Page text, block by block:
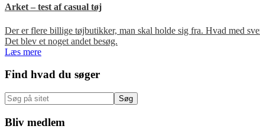
Arket – test af casual tøj
Der er flere billige tøjbutikker, man skal holde sig fra. Hvad med
Det blev et noget andet besøg.
Læs mere
Primær
Sidebar
Find hvad du søger
Søg
på
sitet
Bliv medlem